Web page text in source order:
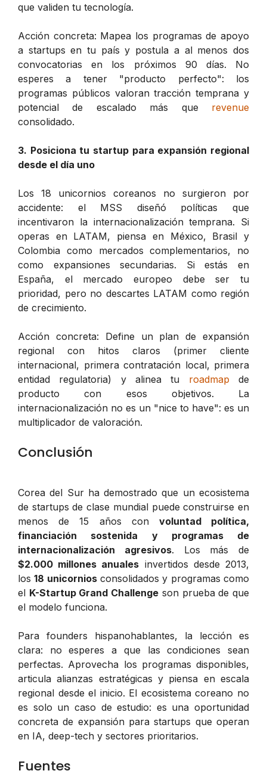
que validen tu tecnología.
Acción concreta: Mapea los programas de apoyo
a startups en tu país y postula a al menos dos
convocatorias en los próximos 90 días. No
esperes a tener "producto perfecto": los
programas públicos valoran tracción temprana y
potencial de escalado más que revenue
consolidado.
3. Posiciona tu startup para expansión regional
desde el día uno
Los 18 unicornios coreanos no surgieron por
accidente: el MSS diseñó políticas que
incentivaron la internacionalización temprana. Si
operas en LATAM, piensa en México, Brasil y
Colombia como mercados complementarios, no
como expansiones secundarias. Si estás en
España, el mercado europeo debe ser tu
prioridad, pero no descartes LATAM como región
de crecimiento.
Acción concreta: Define un plan de expansión
regional con hitos claros (primer cliente
internacional, primera contratación local, primera
entidad regulatoria) y alinea tu roadmap de
producto con esos objetivos. La
internacionalización no es un "nice to have": es un
multiplicador de valoración.
Conclusión
Corea del Sur ha demostrado que un ecosistema
de startups de clase mundial puede construirse en
menos de 15 años con voluntad política,
financiación sostenida y programas de
internacionalización agresivos. Los más de
$2.000 millones anuales invertidos desde 2013,
los18 unicorniosconsolidados y programas como
el K-Startup Grand Challenge son prueba de que
el modelo funciona.
Para founders hispanohablantes, la lección es
clara: no esperes a que las condiciones sean
perfectas. Aprovecha los programas disponibles,
articula alianzas estratégicas y piensa en escala
regional desde el inicio. El ecosistema coreano no
es solo un caso de estudio: es una oportunidad
concreta de expansión para startups que operan
en IA, deep-tech y sectores prioritarios.
Fuentes